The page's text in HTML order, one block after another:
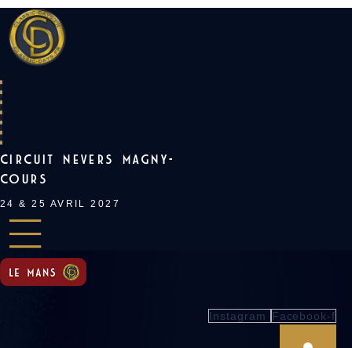
Skip
to
content
CIRCUIT NEVERS MAGNY-
COURS
24 & 25 AVRIL 2027
Instagram Facebook-f